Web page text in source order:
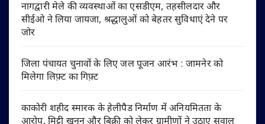
नागद्वारी मेले की व्यवस्थाओं का एसडीएम, तहसीलदार और
सीईओ ने लिया जायजा, श्रद्धालुओं को बेहतर सुविधाएं देने पर
जोर
जिला पंचायत चुनावों के लिए जल पूजन आरंभ : जामनेर को
मिलेगा लिफ़्ट का गिफ़्ट
काकोरी शहीद स्मारक के हेलीपैड निर्माण में अनियमितता के